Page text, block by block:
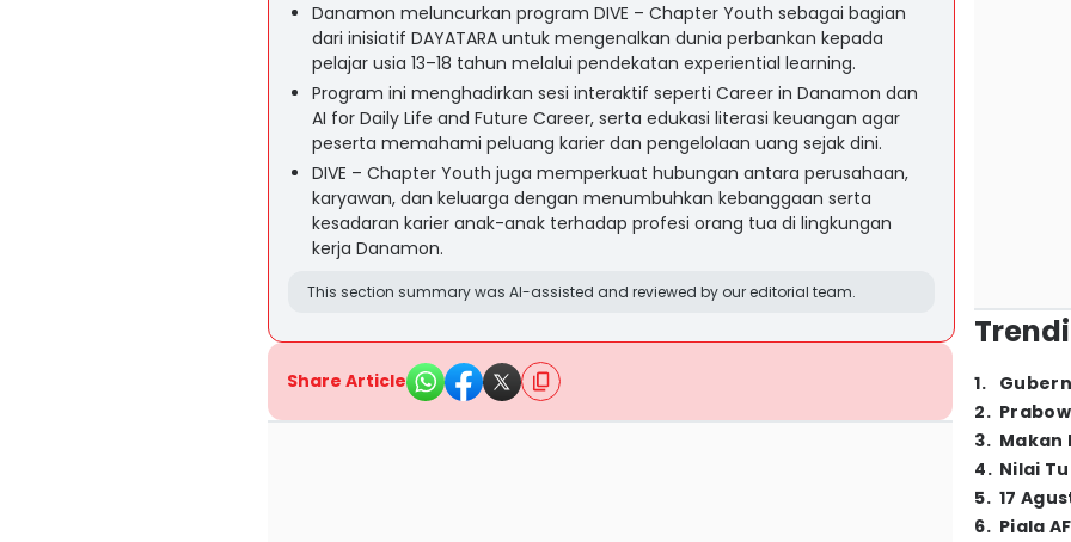
Danamon meluncurkan program DIVE – Chapter Youth sebagai bagian
dari inisiatif DAYATARA untuk mengenalkan dunia perbankan kepada
pelajar usia 13–18 tahun melalui pendekatan experiential learning.
Program ini menghadirkan sesi interaktif seperti Career in Danamon dan
AI for Daily Life and Future Career, serta edukasi literasi keuangan agar
peserta memahami peluang karier dan pengelolaan uang sejak dini.
DIVE – Chapter Youth juga memperkuat hubungan antara perusahaan,
karyawan, dan keluarga dengan menumbuhkan kebanggaan serta
kesadaran karier anak-anak terhadap profesi orang tua di lingkungan
kerja Danamon.
This section summary was AI-assisted and reviewed by our editorial team.
Share Article 1.
2.
3. Makan
4. Nilai
5. 17
6. Piala